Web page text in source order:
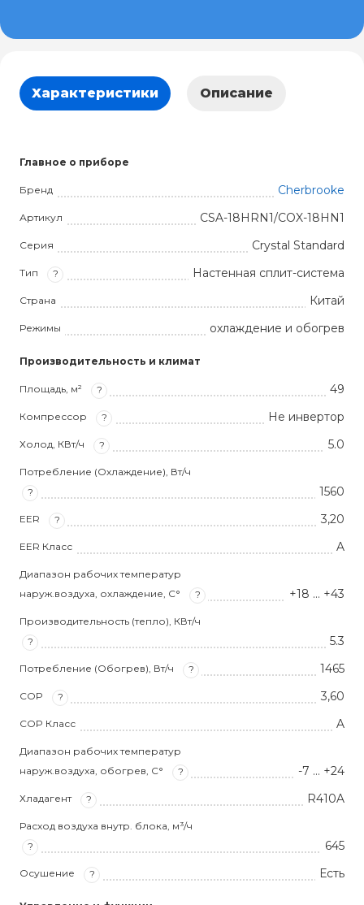
Характеристики Описание
Главное о приборе
Бренд Cherbrooke
Артикул CSA-18HRN1/COX-18HN1
Серия Crystal Standard
Тип ? Настенная сплит-система
Страна Китай
Режимы охлаждение и обогрев
Производительность и климат
Площадь, м² ? 49
Компрессор ? Не инвертор
Холод, КВт/ч ? 5.0
Потребление (Охлаждение), Вт/ч
?
1560
EER ? 3,20
EER Класс A
Диапазон рабочих температур
наруж.воздуха, охлаждение, С°
? +18 … +43
Производительность (тепло), КВт/ч
?
5.3
Потребление (Обогрев), Вт/ч ? 1465
COP ? 3,60
COP Класс A
Диапазон рабочих температур
наруж.воздуха, обогрев, С°
? -7 … +24
Хладагент ? R410A
Расход воздуха внутр. блока, м³/ч
?
645
Осушение ? Есть